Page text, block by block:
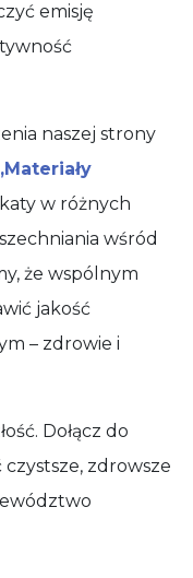
emisję
naszej strony
w różnych
wśród
że wspólnym
jakość
– zdrowie i
Dołącz do
zdrowsze